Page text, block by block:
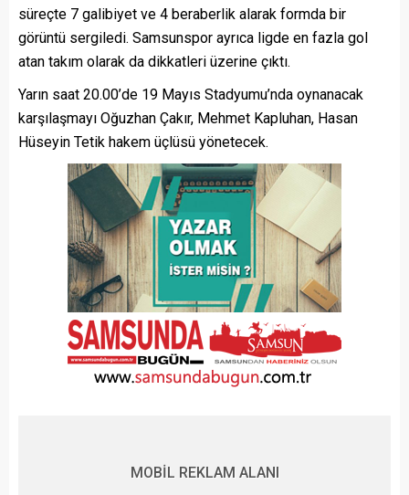
süreçte 7 galibiyet ve 4 beraberlik alarak formda bir
görüntü sergiledi. Samsunspor ayrıca ligde en fazla gol
atan takım olarak da dikkatleri üzerine çıktı.
Yarın saat 20.00’de 19 Mayıs Stadyumu’nda oynanacak
karşılaşmayı Oğuzhan Çakır, Mehmet Kapluhan, Hasan
Hüseyin Tetik hakem üçlüsü yönetecek.
MOBİL REKLAM ALANI